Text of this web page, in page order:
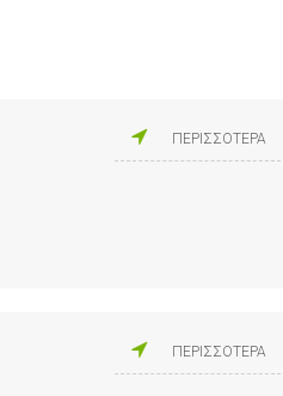
ΠΕΡΙΣΣΟΤΕΡΑ
ΠΕΡΙΣΣΟΤΕΡΑ